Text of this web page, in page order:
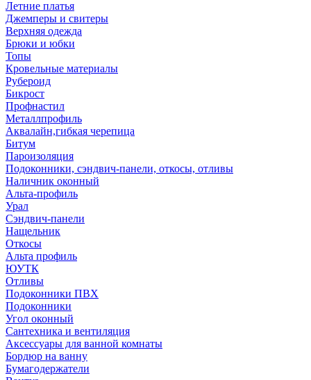
Летние платья
Джемперы и свитеры
Верхняя одежда
Брюки и юбки
Топы
Кровельные материалы
Рубероид
Бикрост
Профнастил
Металлпрофиль
Аквалайн,гибкая черепица
Битум
Пароизоляция
Подоконники, сэндвич-панели, откосы, отливы
Наличник оконный
Альта-профиль
Урал
Сэндвич-панели
Нащельник
Откосы
Альта профиль
ЮУТК
Отливы
Подоконники ПВХ
Подоконники
Угол оконный
Сантехника и вентиляция
Аксессуары для ванной комнаты
Бордюр на ванну
Бумагодержатели